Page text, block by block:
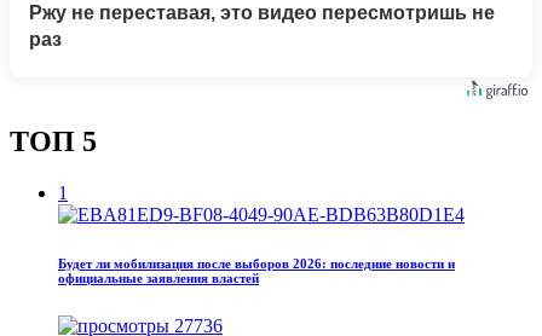
Ржу не переставая, это видео пересмотришь не
раз
ТОП 5
1
Будет ли мобилизация после выборов 2026: последние новости и
официальные заявления властей
27736